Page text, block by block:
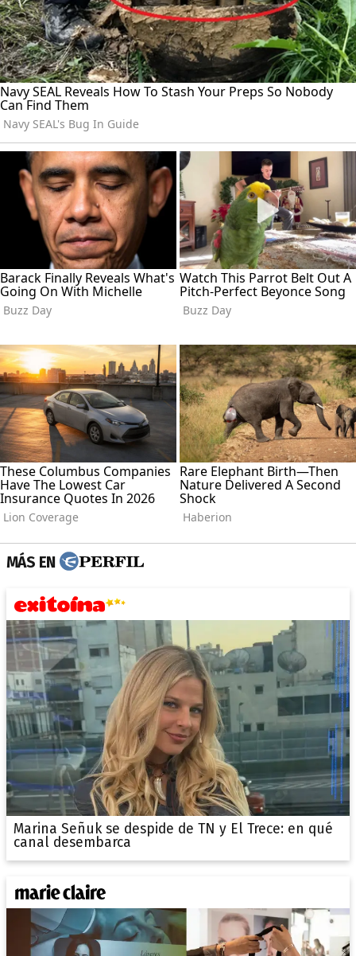
MÁS EN
Marina Señuk se despide de TN y El Trece: en qué
canal desembarca